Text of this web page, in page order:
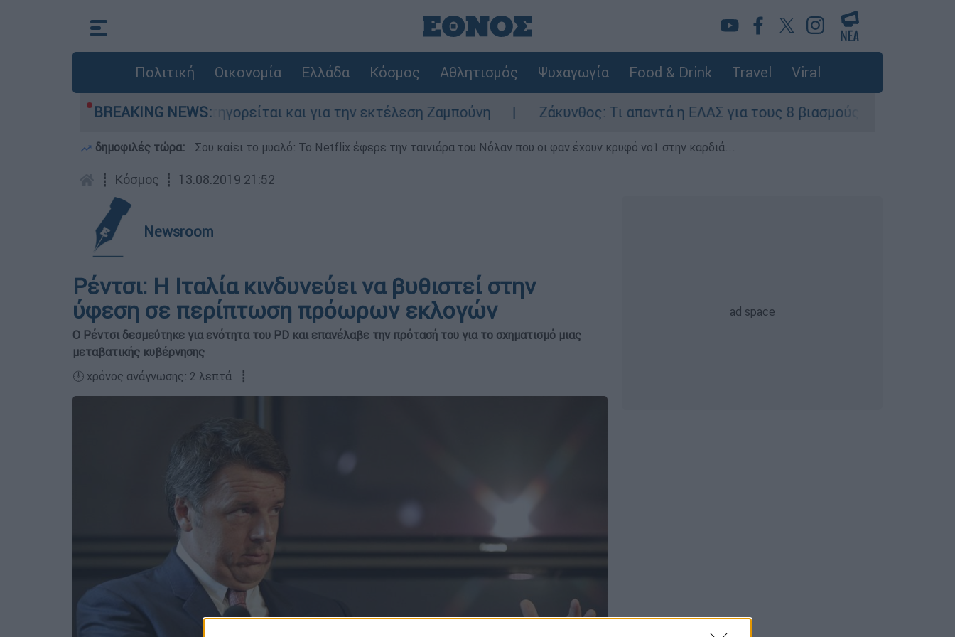
Πολιτική Οικονομία Ελλάδα Κόσμος Αθλητισμός Ψυχαγωγία Food & Drink Travel Viral
BREAKING NEWS:
στην Ελλάδα - Κατηγορείται και για την εκτέλεση Ζαμπούνη Ζάκυνθος: Τι απαντά η ΕΛΑΣ για τους 8 βιασμούς τουριστριών -
δημοφιλές τώρα: Σου καίει το μυαλό: Το Netflix έφερε την ταινιάρα του Νόλαν που οι φαν έχουν κρυφό νο1 στην καρδιά...
┋ Κόσμος ┋ 13.08.2019 21:52
Newsroom
Ρέντσι: Η Ιταλία κινδυνεύει να βυθιστεί στην
ύφεση σε περίπτωση πρόωρων εκλογών
O Ρέντσι δεσμεύτηκε για ενότητα του PD και επανέλαβε την πρότασή του για το σχηματισμό μιας
μεταβατικής κυβέρνησης
🕛 χρόνος ανάγνωσης: 2 λεπτά ┋